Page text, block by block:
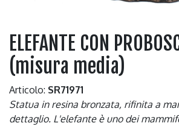
ELEFANTE CON
(misura media)
Articolo: SR71971
Statua in resina bronzata, rifinita a
dettaglio. L'elefante è uno dei